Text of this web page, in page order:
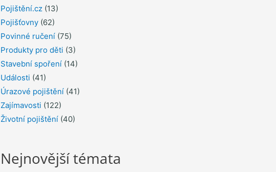
Pojištění.cz(13)
Pojišťovny(62)
Povinné ručení(75)
Produkty pro děti (3)
Stavební spoření(14)
Události (41)
Úrazové pojištění(41)
Zajímavosti (122)
Životní pojištění(40)
Nejnovější témata